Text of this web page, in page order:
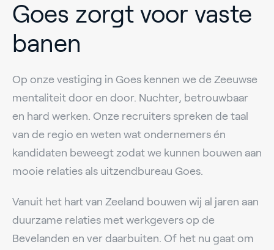
Goes zorgt voor vaste
banen
Op onze vestiging in Goes kennen we de Zeeuwse
mentaliteit door en door. Nuchter, betrouwbaar
en hard werken. Onze recruiters spreken de taal
van de regio en weten wat ondernemers én
kandidaten beweegt zodat we kunnen bouwen aan
mooie relaties als uitzendbureau Goes.
Vanuit het hart van Zeeland bouwen wij al jaren aan
duurzame relaties met werkgevers op de
Bevelanden en ver daarbuiten. Of het nu gaat om